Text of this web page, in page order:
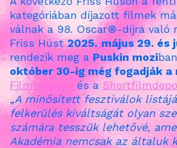
kategóriában díjazott filmek
válnak a 98. Oscar®-díjra való
Friss Húst2025. május 29. és
rendezik meg a Puskin mozi
október 30-ig még fogadják a
Filmfreeway és a
„A minősített fesztiválok
felkerülés kiváltságát olyan
számára tesszük lehetővé,
Akadémia nemcsak az általuk